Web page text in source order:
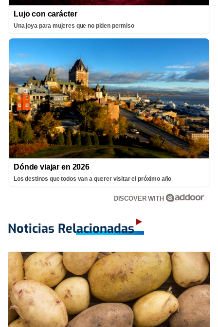
Lujo con carácter
Una joya para mujeres que no piden permiso
Dónde viajar en 2026
Los destinos que todos van a querer visitar el próximo año
DISCOVER WITH
Noticias Relacionadas